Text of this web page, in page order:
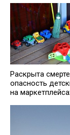
Раскрыта
опасность
на